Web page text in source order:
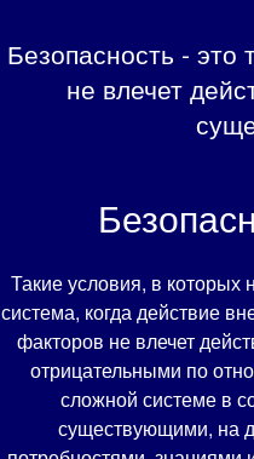
Безопасность - это
не влечет
Такие условия, в которых
система, когда действие
факторов не влечет
отрицательными по
сложной системе в
существующими, на